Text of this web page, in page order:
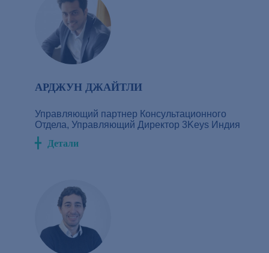
АРДЖУН ДЖАЙТЛИ
Управляющий партнер Консультационного
Отдела, Управляющий Директор 3Keys Индия
Детали